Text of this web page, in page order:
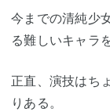
今までの清純少
る難しいキャラ
正直、演技はち
りある。